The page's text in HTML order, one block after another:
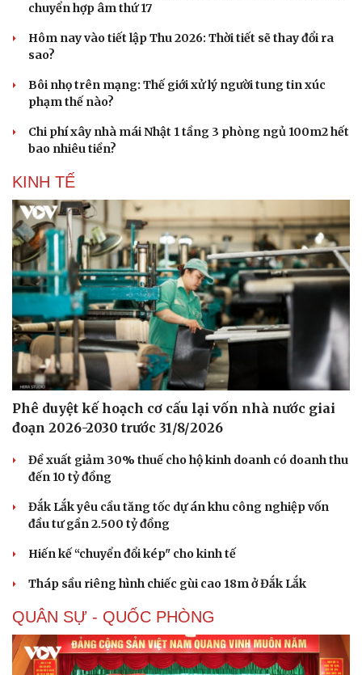
chuyển hợp âm thứ 17
Hôm nay vào tiết lập Thu 2026: Thời tiết sẽ thay đổi ra
sao?
Bôi nhọ trên mạng: Thế giới xử lý người tung tin xúc
phạm thế nào?
Chi phí xây nhà mái Nhật 1 tầng 3 phòng ngủ 100m2 hết
bao nhiêu tiền?
KINH TẾ
Phê duyệt kế hoạch cơ cấu lại vốn nhà nước giai
đoạn 2026-2030 trước 31/8/2026
Đề xuất giảm 30% thuế cho hộ kinh doanh có doanh thu
đến 10 tỷ đồng
Đắk Lắk yêu cầu tăng tốc dự án khu công nghiệp vốn
đầu tư gần 2.500 tỷ đồng
Hiến kế “chuyển đổi kép" cho kinh tế
Tháp sầu riêng hình chiếc gùi cao 18m ở Đắk Lắk
QUÂN SỰ - QUỐC PHÒNG